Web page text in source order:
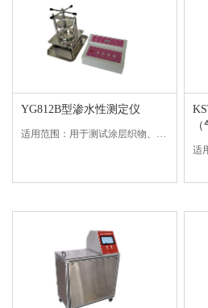
YG812B型渗水性测定仪